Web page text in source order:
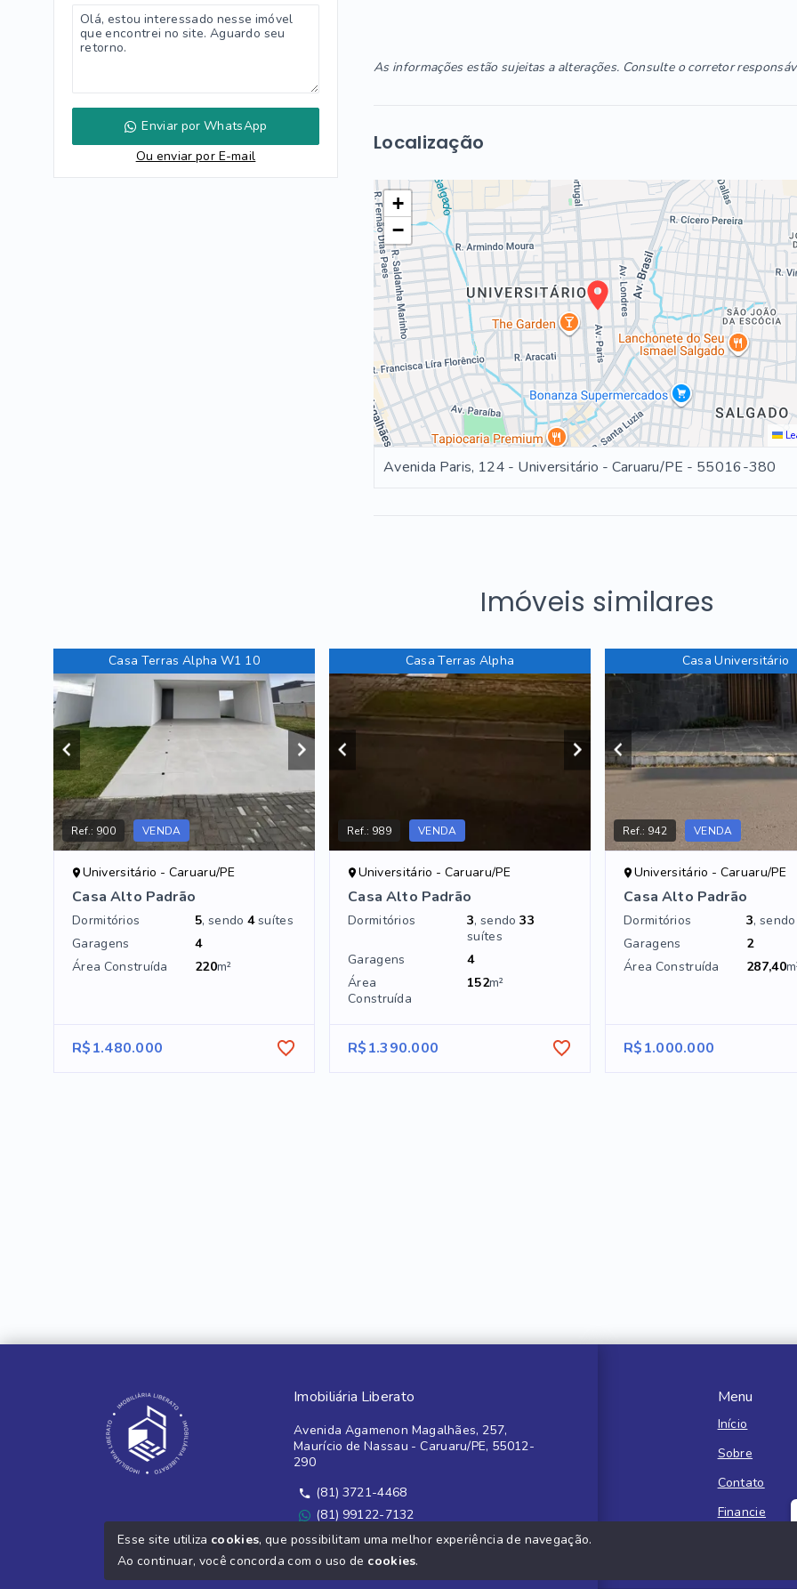
Enviar por WhatsApp
Ou enviar por E-mail
As informações estão sujeitas a alterações. Consulte o corretor
Localização
+
−
Avenida Paris, 124 - Universitário - Caruaru/PE - 55016-380
Imóveis similares
Casa Terras Alpha W1 10
Ref.: 900 VENDA
Universitário - Caruaru/PE
Casa Alto Padrão
Dormitórios 5, sendo4suítes
Garagens
4
Área Construída
220m²
R$1.480.000
Casa Terras Alpha
Ref.: 989 VENDA
Universitário - Caruaru/PE
Casa Alto Padrão
Dormitórios 3, sendo33
suítes
Garagens
4
Área
Construída
152m²
R$1.390.000
Casa Universitário
Ref.: 942 VENDA
Universitário - Caruaru/PE
Casa Alto Padrão
Dormitórios 3,
Garagens
2
Área Construída
287,40
R$1.000.000
Menu
Início
Sobre
Contato
Financie
Imobiliária Liberato
Avenida Agamenon Magalhães, 257,
Maurício de Nassau - Caruaru/PE, 55012-
290
(81) 3721-4468
(81) 99122-7132
Ver e-mail
Esse site utiliza cookies, que possibilitam uma melhor experiência de navegação.
Ao continuar, você concorda com o uso de cookies.